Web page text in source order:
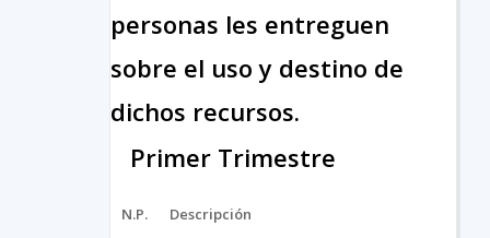
personas les entreguen
sobre el uso y destino de
dichos recursos.
Primer Trimestre
N.P. Descripción